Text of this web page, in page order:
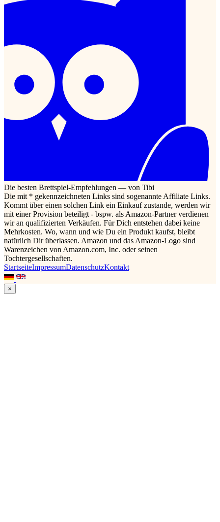
Die besten Brettspiel-Empfehlungen — von Tibi
Die mit * gekennzeichneten Links sind sogenannte Affiliate Links.
Kommt über einen solchen Link ein Einkauf zustande, werden wir
mit einer Provision beteiligt - bspw. als Amazon-Partner verdienen
wir an qualifizierten Verkäufen. Für Dich entstehen dabei keine
Mehrkosten. Wo, wann und wie Du ein Produkt kaufst, bleibt
natürlich Dir überlassen. Amazon und das Amazon-Logo sind
Warenzeichen von Amazon.com, Inc. oder seinen
Tochtergesellschaften.
StartseiteImpressumDatenschutzKontakt
×